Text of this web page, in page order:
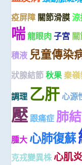
疫屏障 關節滑膜
喘龍眼肉 子宮
積液 兒童傳染
狀腺結節 秋果 秦
調理 乙肝 心源
壓跟痛症 肺
腫大 心肺復蘇
克戎變異株心肌